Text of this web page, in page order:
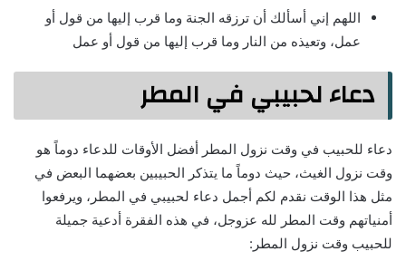
اللهم إني أسألك أن ترزقه الجنة وما قرب إليها من قول أو
عمل، وتعيذه من النار وما قرب إليها من قول أو عمل
دعاء لحبيبي في المطر
دعاء للحبيب في وقت نزول المطر أفضل الأوقات للدعاء دوماً هو
وقت نزول الغيث، حيث دوماً ما يتذكر الحبيبين بعضهما البعض في
مثل هذا الوقت نقدم لكم أجمل دعاء لحبيبي في المطر، ويرفعوا
أمنياتهم وقت المطر لله عزوجل، في هذه الفقرة أدعية جميلة
للحبيب وقت نزول المطر: